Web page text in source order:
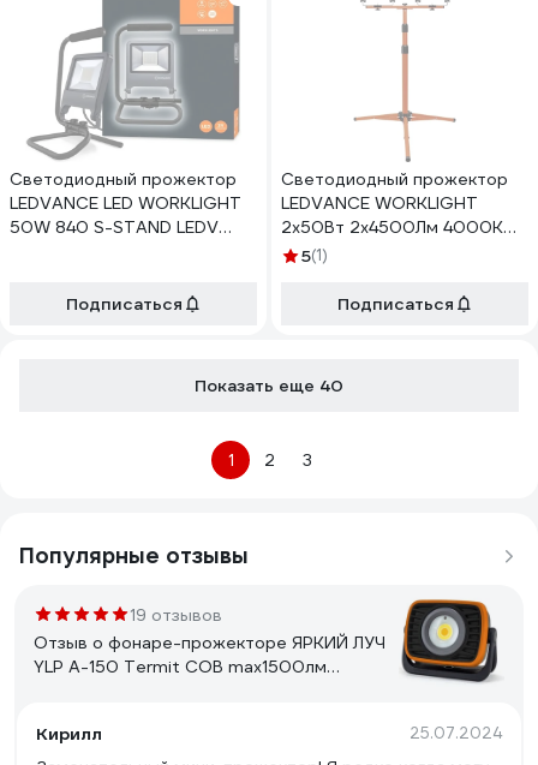
Светодиодный прожектор
LEDVANCE LED WORKLIGHT
50W 840 S-STAND LEDV
Подписаться
Светодиодный прожектор
LEDVANCE WORKLIGHT
2x50Вт 2x4500Лм 4000К
Нейтральный белый
5(1)
Подписаться
Показать еще 40
1 2 3
Популярные отзывы
19 отзывов
Отзыв о фонаре-прожекторе ЯРКИЙ ЛУЧ
YLP A-150 Termit COB max1500лм
Кирилл
25.07.2024